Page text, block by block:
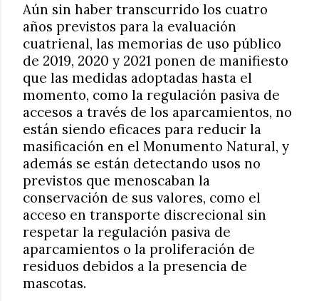
Aún sin haber transcurrido los cuatro
años previstos para la evaluación
cuatrienal, las memorias de uso público
de 2019, 2020 y 2021 ponen de manifiesto
que las medidas adoptadas hasta el
momento, como la regulación pasiva de
accesos a través de los aparcamientos, no
están siendo eficaces para reducir la
masificación en el Monumento Natural, y
además se están detectando usos no
previstos que menoscaban la
conservación de sus valores, como el
acceso en transporte discrecional sin
respetar la regulación pasiva de
aparcamientos o la proliferación de
residuos debidos a la presencia de
mascotas.